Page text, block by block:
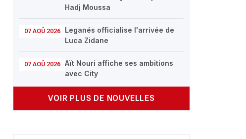
Hadj Moussa
07 AOÛ 2026
Leganés officialise l'arrivée de
Luca Zidane
07 AOÛ 2026
Aït Nouri affiche ses ambitions
avec City
VOIR PLUS DE NOUVELLES